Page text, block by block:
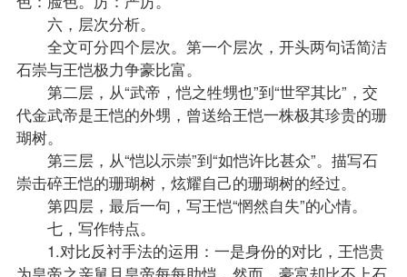
六，层次分析。
全文可分四个层次。第一个层次，开头两句话简洁
石崇与王恺极力争豪比富。
第二层，从“武帝，恺之牲甥也”到“世罕其比”，交
代金武帝是王恺的外甥，曾送给王恺一株极其珍贵的珊
瑚树。
第三层，从“恺以示崇”到“如恺许比甚众”。描写石
崇击碎王恺的珊瑚树，炫耀自己的珊瑚树的经过。
第四层，最后一句，写王恺“惘然自失”的心情。
七，写作特点。
1.对比反衬手法的运用：一是身份的对比，王恺贵